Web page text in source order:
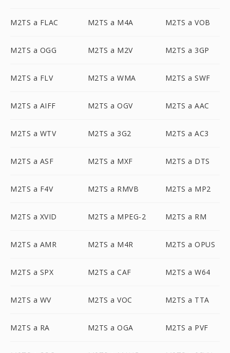
M2TS a FLAC M2TS a M4A M2TS a VOB
M2TS a OGG M2TS a M2V M2TS a 3GP
M2TS a FLV M2TS a WMA M2TS a SWF
M2TS a AIFF M2TS a OGV M2TS a AAC
M2TS a WTV M2TS a 3G2 M2TS a AC3
M2TS a ASF M2TS a MXF M2TS a DTS
M2TS a F4V M2TS a RMVB M2TS a MP2
M2TS a XVID M2TS a MPEG-2 M2TS a RM
M2TS a AMR M2TS a M4R M2TS a OPUS
M2TS a SPX M2TS a CAF M2TS a W64
M2TS a WV M2TS a VOC M2TS a TTA
M2TS a RA M2TS a OGA M2TS a PVF